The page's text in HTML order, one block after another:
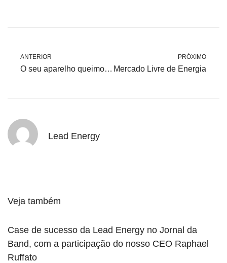
ANTERIOR
O seu aparelho queimou porque a sua energia oscilou? Saiba como solicitar o ressarcimento para a distribuidora de energia
PRÓXIMO
Mercado Livre de Energia
Lead Energy
Veja também
Case de sucesso da Lead Energy no Jornal da
Band, com a participação do nosso CEO Raphael
Ruffato